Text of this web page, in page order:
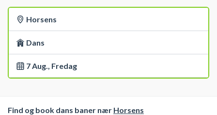
Horsens
Dans
7 Aug., Fredag
Find og book dans baner nær Horsens